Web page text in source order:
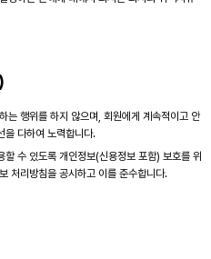
는 행위를 하지 않으며, 회원에게 계속적이고 안
을 다하여 노력합니다.
수 있도록 개인정보(신용정보 포함) 보호를 위
처리방침을 공시하고 이를 준수합니다.